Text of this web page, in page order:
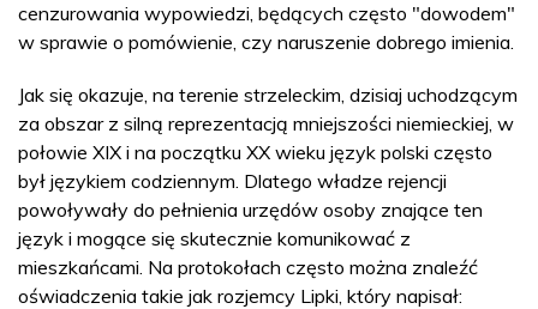
cenzurowania wypowiedzi, będących często "dowodem"
w sprawie o pomówienie, czy naruszenie dobrego imienia.
Jak się okazuje, na terenie strzeleckim, dzisiaj uchodzącym
za obszar z silną reprezentacją mniejszości niemieckiej, w
połowie XIX i na początku XX wieku język polski często
był językiem codziennym. Dlatego władze rejencji
powoływały do pełnienia urzędów osoby znające ten
język i mogące się skutecznie komunikować z
mieszkańcami. Na protokołach często można znaleźć
oświadczenia takie jak rozjemcy Lipki, który napisał: